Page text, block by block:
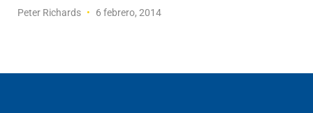
Peter Richards 6 febrero, 2014